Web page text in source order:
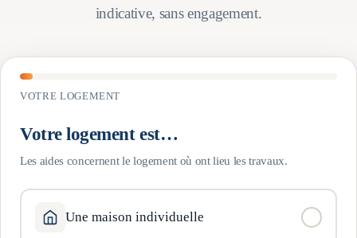
indicative, sans engagement.
VOTRE LOGEMENT
Votre logement est…
Les aides concernent le logement où ont lieu les travaux.
Une maison individuelle